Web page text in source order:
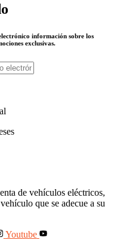
información sobre los
exclusivas.
de vehículos eléctricos,
que se adecue a su
Youtube